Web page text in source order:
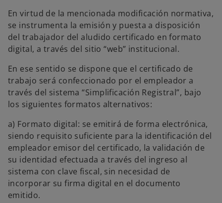
En virtud de la mencionada modificación normativa,
se instrumenta la emisión y puesta a disposición
del trabajador del aludido certificado en formato
digital, a través del sitio “web” institucional.
En ese sentido se dispone que el certificado de
trabajo será confeccionado por el empleador a
través del sistema “Simplificación Registral”, bajo
los siguientes formatos alternativos:
a) Formato digital: se emitirá de forma electrónica,
siendo requisito suficiente para la identificación del
empleador emisor del certificado, la validación de
su identidad efectuada a través del ingreso al
sistema con clave fiscal, sin necesidad de
incorporar su firma digital en el documento
emitido.